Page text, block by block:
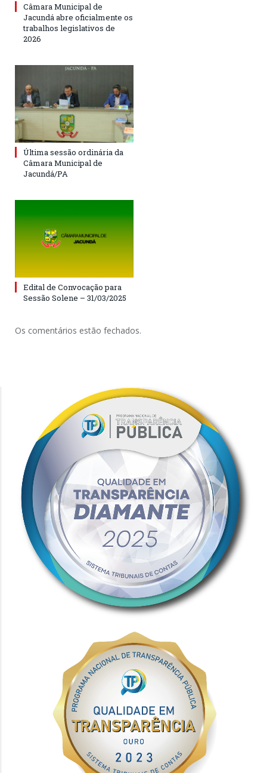
Câmara Municipal de
Jacundá abre oficialmente os
trabalhos legislativos de
2026
Última sessão ordinária da
Câmara Municipal de
Jacundá/PA
Edital de Convocação para
Sessão Solene – 31/03/2025
Os comentários estão fechados.